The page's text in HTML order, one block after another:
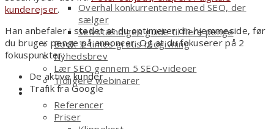
Overhal konkurrenterne med SEO, der
sælger
Selvstændiges guide til flere penge
Book ½ times gratis rådgivning
Nyhedsbrev
Lær SEO gennem 5 SEO-videoer
Tidligere webinarer
Om
Referencer
Priser
kunderejser.
Han anbefaler i stedet at du optimerer din hjemmeside, før
du bruger penge på annoncer. Og at du fokuserer på 2
fokuspunkter:
De aktive kunder
Trafik fra Google